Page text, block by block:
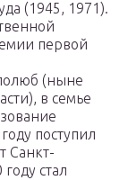
(1945, 1971).
первой
(ныне
в семье
поступил
Санкт-
стал